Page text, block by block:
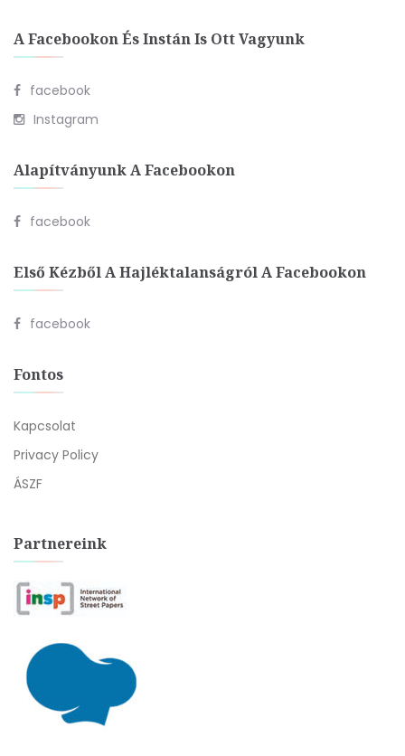
A Facebookon És Instán Is Ott Vagyunk
facebook
Instagram
Alapítványunk A Facebookon
facebook
Első Kézből A Hajléktalanságról A Facebookon
facebook
Fontos
Kapcsolat
Privacy Policy
ÁSZF
Partnereink